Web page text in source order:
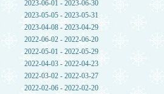
2023-06-01 - 2023-06-30
2023-05-05 - 2023-05-31
2023-04-08 - 2023-04-29
2022-06-02 - 2022-06-20
2022-05-01 - 2022-05-29
2022-04-03 - 2022-04-23
2022-03-02 - 2022-03-27
2022-02-06 - 2022-02-20